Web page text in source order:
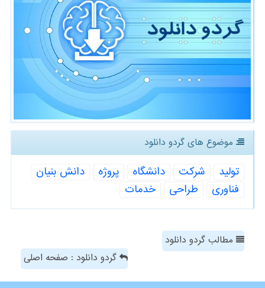
موضوع های گردو دانلود
تولید شركت دانشگاه پروژه
دانش بنیان
فناوری
طراحی خدمات
مطالب گردو دانلود
گردو دانلود : صفحه اصلی